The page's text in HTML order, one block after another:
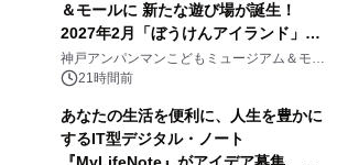
＆モールに 新たな遊び場が誕生！
2027年2月「ぼうけんアイランド」が
オープン
神戸アンパンマンこどもミュージアム＆モー
ル 21時間前
あなたの生活を便利に、人生を豊かに
するIT型デジタル・ノート